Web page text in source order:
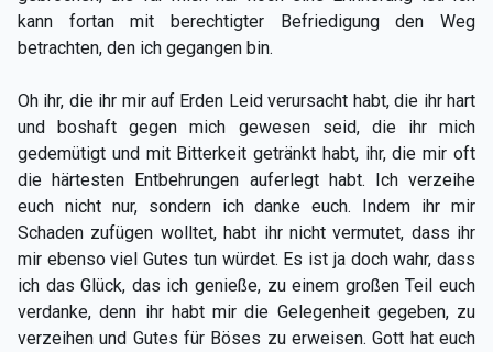
kann fortan mit berechtigter Befriedigung den Weg
betrachten, den ich gegangen bin.
Oh ihr, die ihr mir auf Erden Leid verursacht habt, die ihr hart
und boshaft gegen mich gewesen seid, die ihr mich
gedemütigt und mit Bitterkeit getränkt habt, ihr, die mir oft
die härtesten Entbehrungen auferlegt habt. Ich verzeihe
euch nicht nur, sondern ich danke euch. Indem ihr mir
Schaden zufügen wolltet, habt ihr nicht vermutet, dass ihr
mir ebenso viel Gutes tun würdet. Es ist ja doch wahr, dass
ich das Glück, das ich genieße, zu einem großen Teil euch
verdanke, denn ihr habt mir die Gelegenheit gegeben, zu
verzeihen und Gutes für Böses zu erweisen. Gott hat euch